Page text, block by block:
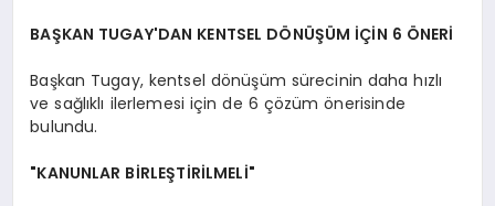
BAŞKAN TUGAY'DAN KENTSEL DÖNÜŞÜM İÇİN 6 ÖNERİ
Başkan Tugay, kentsel dönüşüm sürecinin daha hızlı
ve sağlıklı ilerlemesi için de 6 çözüm önerisinde
bulundu.
"KANUNLAR BİRLEŞTİRİLMELİ"